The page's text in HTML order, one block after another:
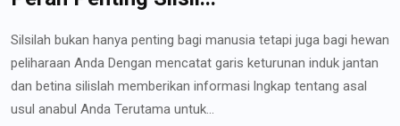
Silsilah bukan hanya penting bagi manusia tetapi juga bagi hewan
peliharaan Anda Dengan mencatat garis keturunan induk jantan
dan betina silislah memberikan informasi lngkap tentang asal
usul anabul Anda Terutama untuk...